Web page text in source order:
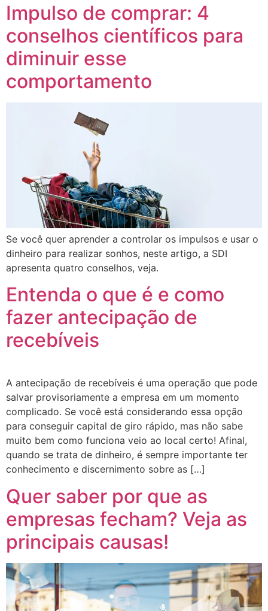
Impulso de comprar: 4
conselhos científicos para
diminuir esse
comportamento
Se você quer aprender a controlar os impulsos e usar o
dinheiro para realizar sonhos, neste artigo, a SDI
apresenta quatro conselhos, veja.
Entenda o que é e como
fazer antecipação de
recebíveis
A antecipação de recebíveis é uma operação que pode
salvar provisoriamente a empresa em um momento
complicado. Se você está considerando essa opção
para conseguir capital de giro rápido, mas não sabe
muito bem como funciona veio ao local certo! Afinal,
quando se trata de dinheiro, é sempre importante ter
conhecimento e discernimento sobre as […]
Quer saber por que as
empresas fecham? Veja as
principais causas!